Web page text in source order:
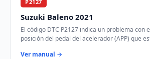
P2127
Suzuki Baleno 2021
El código DTC P2127 indica un problema con
posición del pedal del acelerador (APP) que
Ver manual →